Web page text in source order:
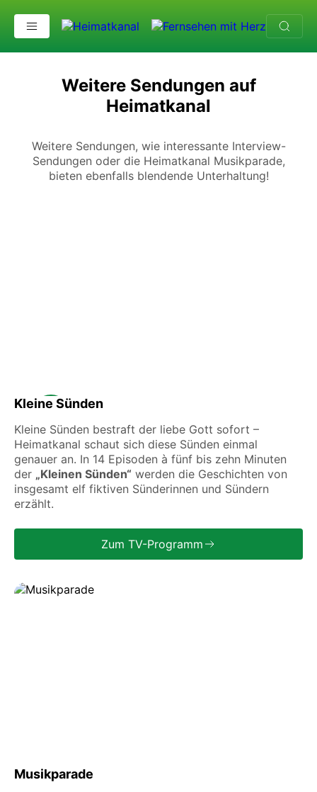
Weitere Sendungen
Weitere Sendungen auf
Heimatkanal
Weitere Sendungen, wie interessante Interview-
Sendungen oder die Heimatkanal Musikparade,
bieten ebenfalls blendende Unterhaltung!
Kleine Sünden
Kleine Sünden bestraft der liebe Gott sofort –
Heimatkanal schaut sich diese Sünden einmal
genauer an. In 14 Episoden à fünf bis zehn Minuten
der „Kleinen Sünden“ werden die Geschichten von
insgesamt elf fiktiven Sünderinnen und Sündern
erzählt.
Zum TV-Programm
Musikparade